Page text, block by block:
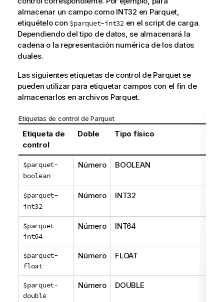
almacenar un campo como INT32 en Parquet,
etiquételo con $parquet-int32 en el script de carga.
Dependiendo del tipo de datos, se almacenará la
cadena o la representación numérica de los datos
duales.
Las siguientes etiquetas de control de Parquet se
pueden utilizar para etiquetar campos con el fin de
almacenarlos en archivos Parquet.
Etiquetas de control de Parquet
Etiqueta de
control
Doble Tipo físico
$parquet-
boolean
Número BOOLEAN
$parquet-
int32
Número INT32
$parquet-
int64
Número INT64
$parquet-
float
Número FLOAT
$parquet-
double
Número DOUBLE